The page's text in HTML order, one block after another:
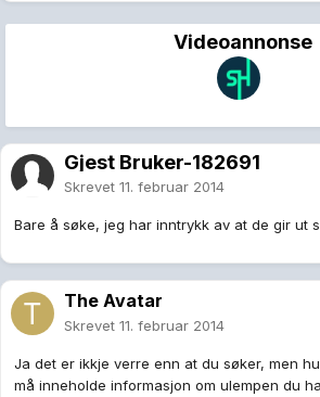
Videoannonse
Gjest Bruker-182691
Skrevet 11. februar 2014
Bare å søke, jeg har inntrykk av at de gir ut
The Avatar
Skrevet 11. februar 2014
Ja det er ikkje verre enn at du søker, men
må inneholde informasjon om ulempen du